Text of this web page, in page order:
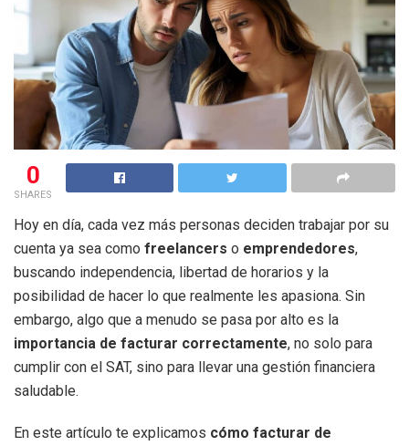
0
SHARES
Hoy en día, cada vez más personas deciden trabajar por su
cuenta ya sea como freelancers o emprendedores,
buscando independencia, libertad de horarios y la
posibilidad de hacer lo que realmente les apasiona. Sin
embargo, algo que a menudo se pasa por alto es la
importancia de facturar correctamente, no solo para
cumplir con el SAT, sino para llevar una gestión financiera
saludable.
En este artículo te explicamos cómo facturar de